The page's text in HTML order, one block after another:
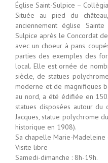
Église Saint-Sulpice –
Située au pied du
anciennement église
Sulpice après le Concordat
avec un choeur à pans
parties des exemples des
local. Elle est ornée de
siècle, de statues
moderne et de magnifiques
au nord, a été édifiée en
statues disposées autour du
Jacques, statue polychrome
historique en 1908).
Sa chapelle Marie-Madeleine
Visite libre
Samedi-dimanche : 8h-19h.